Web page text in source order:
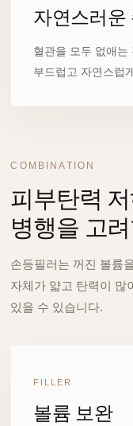
자연스러운
혈관을 모두 없애는
부드럽고 자연스럽
COMBINATION
피부탄력
병행을 고
손등필러는 꺼진 볼륨
자체가 얇고 탄력이 많
있을 수 있습니다.
FILLER
볼륨 보완